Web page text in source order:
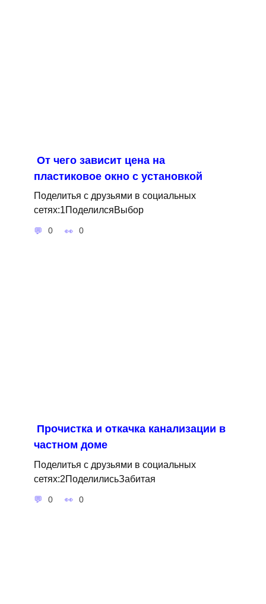
От чего зависит цена на
пластиковое окно с установкой
Поделитья с друзьями в социальных
сетях:1ПоделилсяВыбор
0 0
Прочистка и откачка канализации в
частном доме
Поделитья с друзьями в социальных
сетях:2ПоделилисьЗабитая
0 0